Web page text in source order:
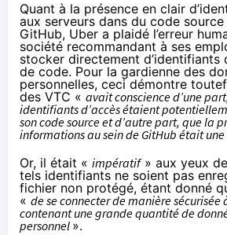
Quant à la présence en clair
aux serveurs dans du code
GitHub, Uber a plaidé l’erreur
société recommandant à ses
stocker directement d’identifiants
de code. Pour la gardienne des
personnelles, ceci démontre
des VTC « avait conscience d’une
identifiants d’accès étaient
son code source et d’autre part, que la
informations au sein de GitHub était une
Or, il était « impératif» aux yeux
tels identifiants ne soient pas
fichier non protégé, étant donné
« de se connecter de manière sécurisée
contenant une grande quantité de
personnel ».